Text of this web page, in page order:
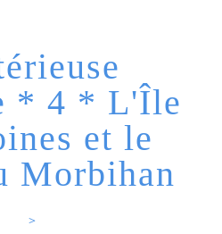
* 4 * L'Île
et le
Morbihan
>